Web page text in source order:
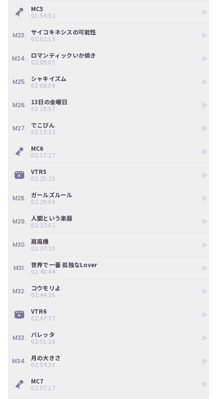
MC5
01:54:52
M23.
サイコキネシスの可能性
02:02:13
M24.
ロマンティックいか焼き
02:05:05
M25.
シャキイズム
02:08:09
M26.
13日の金曜日
02:10:57
M27.
でこぴん
02:13:32
MC6
02:17:27
VTR5
02:25:25
M28.
ガールズルール
02:29:09
M29.
人間という楽器
02:33:02
M30.
扇風機
02:37:20
M31.
世界で一番 孤独なLover
02:40:44
M32.
コウモリよ
02:44:26
VTR6
02:47:37
M33.
バレッタ
02:51:28
M34.
月の大きさ
02:54:30
MC7
02:57:17